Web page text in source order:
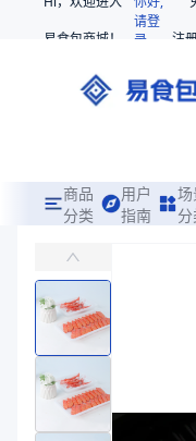
易食包商城！
请登
录
注
商品
分类
用户
指南
场
主要用于整鱼等肉类或者水产
易食包（EPAK）专注于PP
产品卖点：耐冷冻、韧性、环
应用场景：主要用于整鱼等
￥0.85 ~ ￥0.98
商品参数